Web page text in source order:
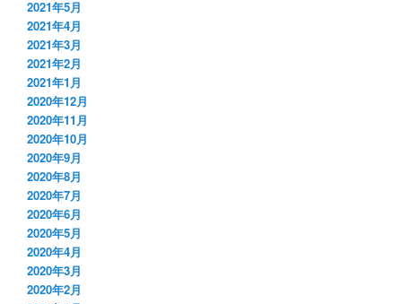
2021年5月
2021年4月
2021年3月
2021年2月
2021年1月
2020年12月
2020年11月
2020年10月
2020年9月
2020年8月
2020年7月
2020年6月
2020年5月
2020年4月
2020年3月
2020年2月